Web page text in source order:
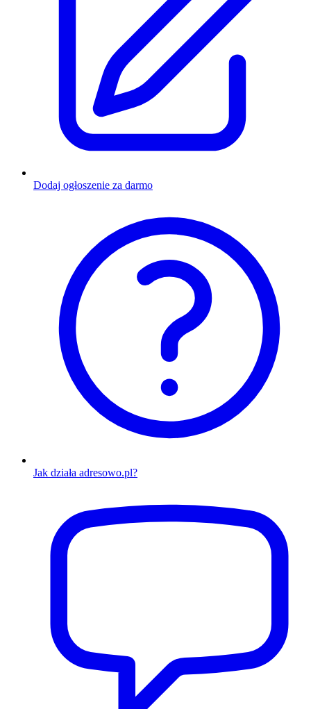
Dodaj ogłoszenie za darmo
Jak działa adresowo.pl?